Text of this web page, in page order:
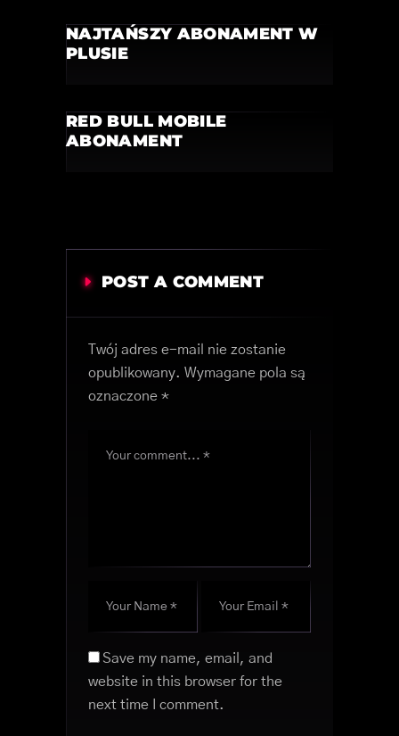
NAJTAŃSZY ABONAMENT W
PLUSIE
RED BULL MOBILE
ABONAMENT
POST A COMMENT
Twój adres e-mail nie zostanie
opublikowany. Wymagane pola są
oznaczone *
Save my name, email, and
website in this browser for the
next time I comment.